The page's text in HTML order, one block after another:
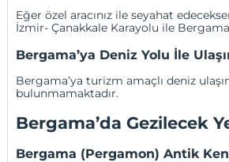
Eğer özel aracınız ile seyahat
İzmir- Çanakkale Karayolu ile
Bergama’ya Deniz Yolu İle
Bergama’ya turizm amaçlı deniz
bulunmamaktadır.
Bergama’da Gezilecek
Bergama (Pergamon) Antik